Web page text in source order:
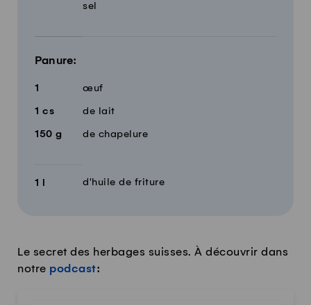
sel
Panure:
1 œuf
1 cs de lait
150 g de chapelure
1 l d'huile de friture
Le secret des herbages suisses. À découvrir dans
notre podcast: